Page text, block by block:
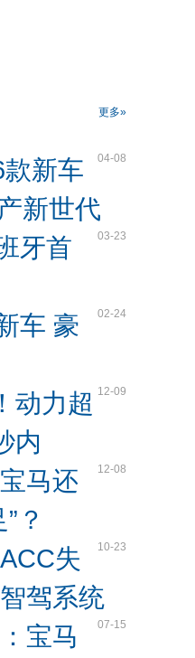
更多»
04-08
新车
新世代
03-23
牙首
02-24
车 豪
12-09
动力超
内
12-08
马还
？
10-23
失
驾系统
07-15
宝马